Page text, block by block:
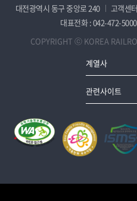
대전광역시 동구 중앙로 240
고객센
대표전화 : 042-472-5000
COPYRIGHT ⓒ KOREA
계열사
관련사이트